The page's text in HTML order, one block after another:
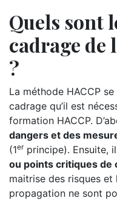
Quels sont
cadrage de
?
La méthode HACCP
cadrage qu’il est
formation HACCP.
dangers et des
(1erprincipe). Ensuite,
ou points critiques de
maitrise des risques
propagation ne sont